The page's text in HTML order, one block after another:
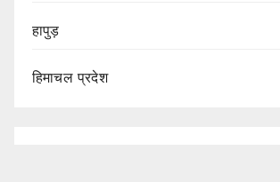
हापुड़
हिमाचल प्रदेश